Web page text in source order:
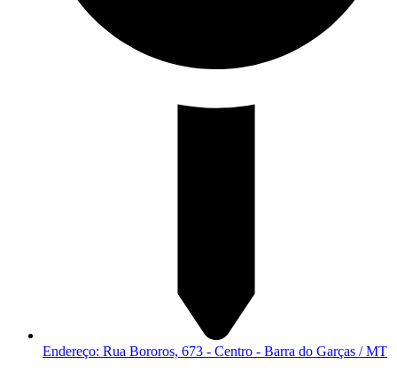
Endereço: Rua Bororos, 673 - Centro - Barra do Garças / MT